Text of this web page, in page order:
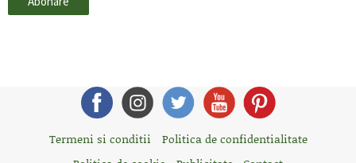
Termeni si conditii
Politica de confidentialitate